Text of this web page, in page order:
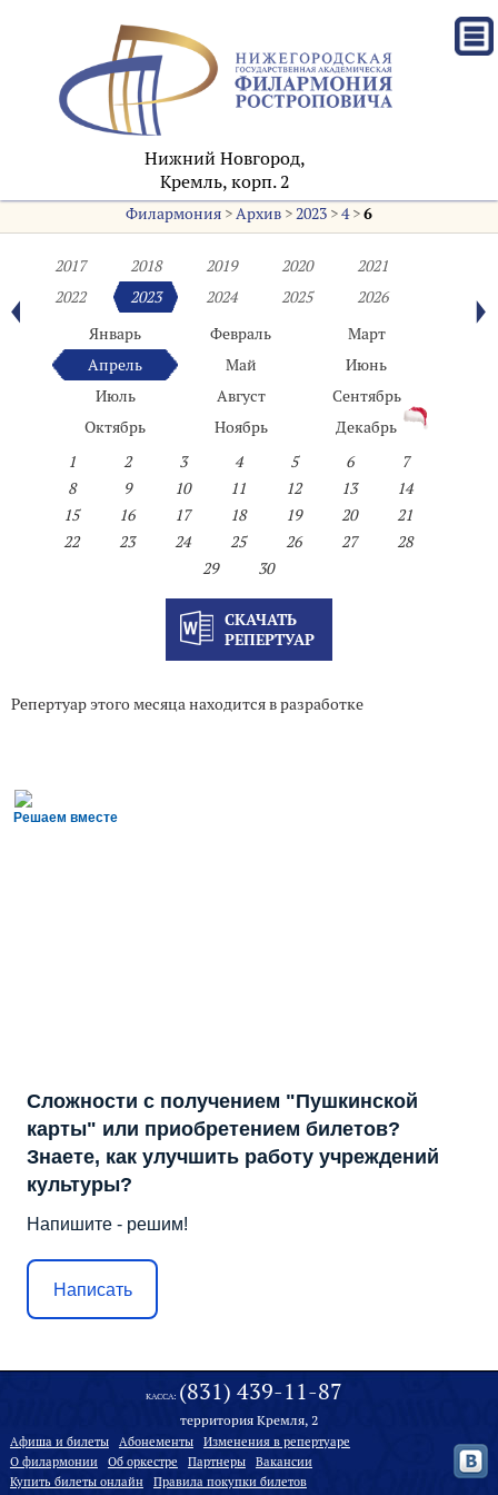
Нижний Новгород,
Кремль, корп. 2
Филармония>Архив>2023>4>6
2017 2018 2019 2020
2021
2022
2023 2024 2025
2026
Январь
Февраль
Март
Апрель
Май
Июнь
Июль
Август
Сентябрь
Октябрь
Ноябрь
Декабрь
1
2 3 4 5 6
7
8
9 10 11 12 13
14
15
16 17 18 19 20
21
22
23 24 25 26 27
28
29
30
СКАЧАТЬ
РЕПЕРТУАР
Репертуар этого месяца находится в разработке
Решаем вместе
Сложности с получением "Пушкинской
карты" или приобретением билетов?
Знаете, как улучшить работу учреждений
культуры?
Напишите - решим!
Написать
КАССА: (831) 439-11-87
территория Кремля, 2
Афиша и билеты Абонементы
Изменения в репертуаре
О филармонии
Oб оркестре Партнеры
Вакансии
Купить билеты онлайн
Правила покупки билетов